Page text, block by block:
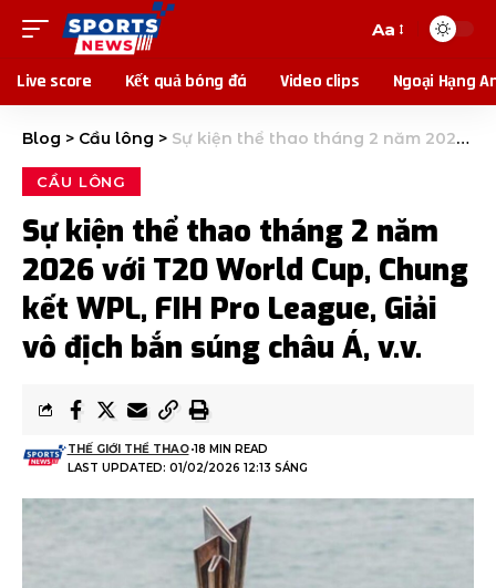
Aa
Live score Kết quả bóng đá Video clips Ngoại Hạng
Blog > Cầu lông > Sự kiện thể thao tháng 2 năm 2026 với T20 World Cup, Chung kết WPL, FIH Pro League, Giải vô địch bắn súng châu Á, v.v.
CẦU LÔNG
Sự kiện thể thao tháng 2 năm
2026 với T20 World Cup, Chung
kết WPL, FIH Pro League, Giải
vô địch bắn súng châu Á, v.v.
LAST UPDATED: 01/02/2026 12:13 SÁNG
THẾ GIỚI THỂ THAO 18 MIN READ